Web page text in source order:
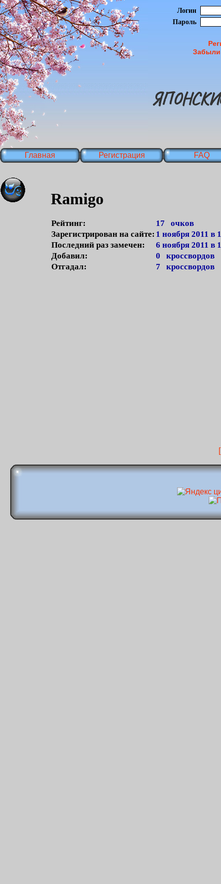
Логин
Пароль
Главная Регистрация FAQ
Ramigo
Рейтинг:
17 очков
Зарегистрирован на сайте: 1 ноября 2011 в
Последний раз замечен:
6 ноября 2011 в
Добавил:
0 кроссвордов
Отгадал:
7 кроссвордов